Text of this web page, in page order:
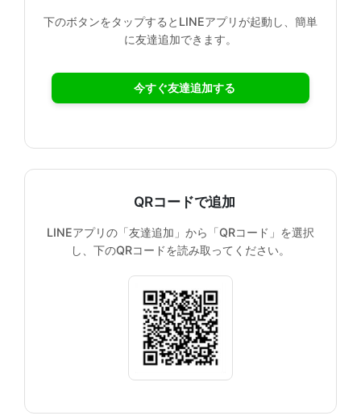
下のボタンをタップするとLINEアプリが起動し、簡単
に友達追加できます。
今すぐ友達追加する
QRコードで追加
LINEアプリの「友達追加」から「QRコード」を選択
し、下のQRコードを読み取ってください。